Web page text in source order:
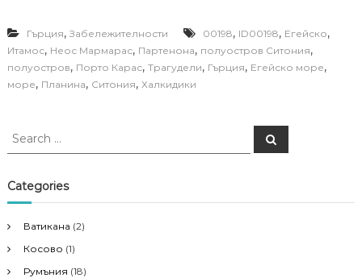
Гърция, Забележителности 00198, ID00198, Егейско,
Итамос, Неос Мармарас, Партенона, полуостров Ситония,
полуостров, Порто Карас, Трагудели, Гърция, Егейско море,
море, Планина, Ситония, Халкидики
S
r
c
f
o
r
S
e
Categories
Ватикана (2)
Косово (1)
Румъния (18)